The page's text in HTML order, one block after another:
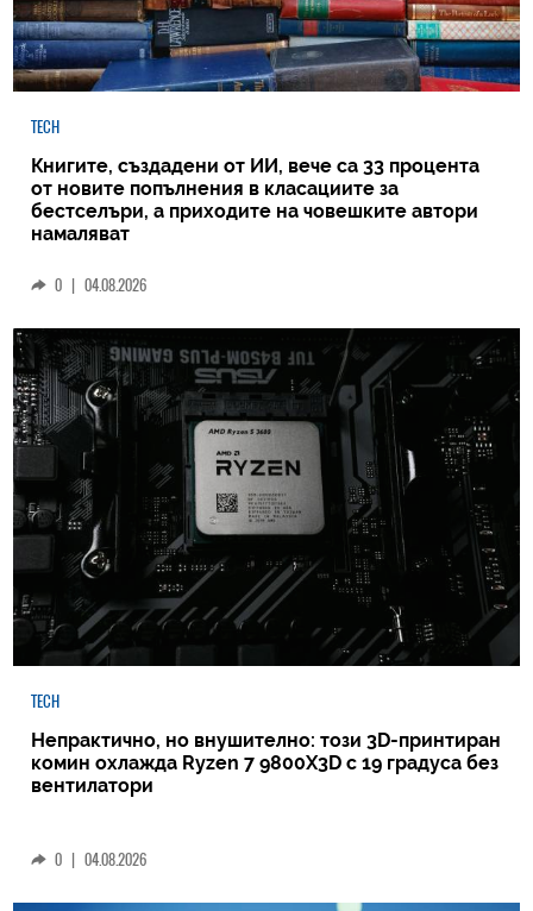
TECH
Книгите, създадени от ИИ, вече са 33 процента
от новите попълнения в класациите за
бестселъри, а приходите на човешките автори
намаляват
0 | 04.08.2026
TECH
Непрактично, но внушително: този 3D-принтиран
комин охлажда Ryzen 7 9800X3D с 19 градуса без
вентилатори
0 | 04.08.2026